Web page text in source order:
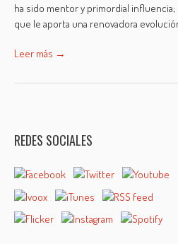
ha sido mentor y primordial
que le aporta una renovadora
Leer más →
REDES SOCIALES